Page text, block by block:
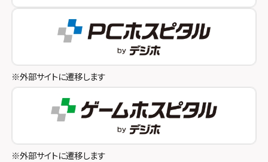
スマホスピタル テルル成増
スマホスピタル池袋
スマホスピタル八王子
スマホスピタル町田
スマホスピタル吉祥寺
スマホスピタル立川
スマホスピタル奈良生駒
スマホスピタル和歌山
※外部サイトに遷移します
※外部サイトに遷移します